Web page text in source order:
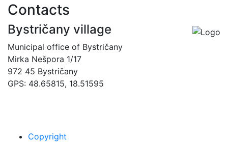
Contacts
Bystričany village
Municipal office of Bystričany
Mirka Nešpora 1/17
972 45 Bystričany
GPS: 48.65815, 18.51595
Copyright